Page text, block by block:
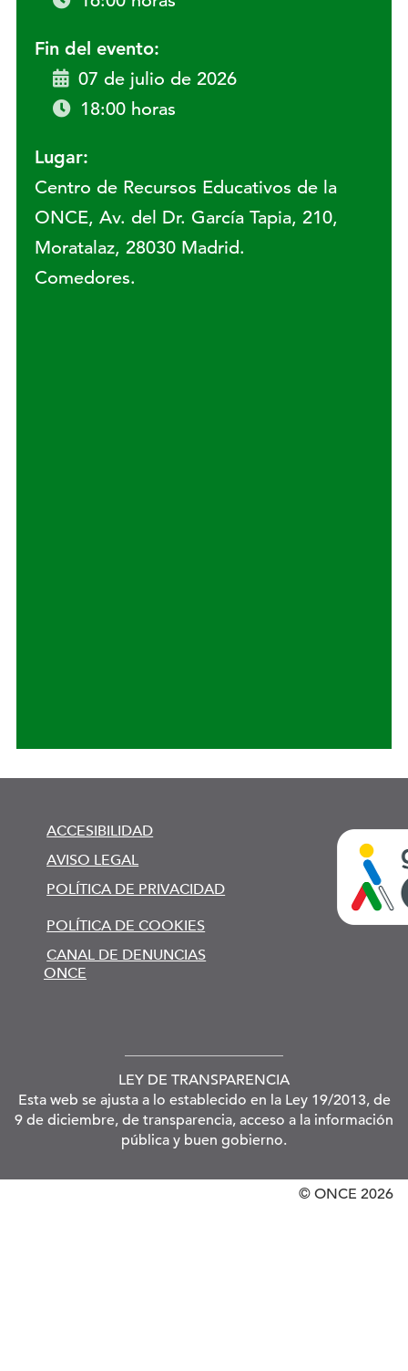
Fin del evento:
07 de julio de 2026
18:00 horas
Lugar:
Centro de Recursos Educativos de la
ONCE, Av. del Dr. García Tapia, 210,
Moratalaz, 28030 Madrid.
Comedores.
ACCESIBILIDAD
AVISO LEGAL
POLÍTICA DE PRIVACIDAD
POLÍTICA DE COOKIES
CANAL DE DENUNCIAS
ONCE
LEY DE TRANSPARENCIA
Esta web se ajusta a lo establecido en la Ley 19/2013, de
9 de diciembre, de transparencia, acceso a la información
pública y buen gobierno.
© ONCE 2026